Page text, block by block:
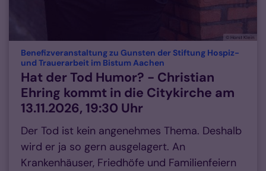
© Horst Klein
Benefizveranstaltung zu Gunsten der Stiftung Hospiz-
und Trauerarbeit im Bistum Aachen
Hat der Tod Humor? - Christian
Ehring kommt in die Citykirche am
13.11.2026, 19:30 Uhr
Der Tod ist kein angenehmes Thema. Deshalb
wird er ja so gern ausgelagert. An
Krankenhäuser, Friedhöfe und Familienfeiern